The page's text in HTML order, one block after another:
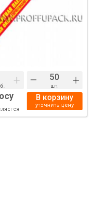
+ – шт. +
В корзину
уточнить цену